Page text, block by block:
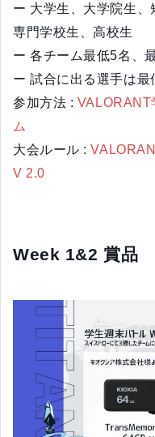
ー 大学生、大学院生、
専門学校生、高校生
ー 各チーム最低5名、
ー 試合に出る選手は
参加方法 : VALORANT
ム
大会ルール :
V 2.0
Week 1&2 賞品